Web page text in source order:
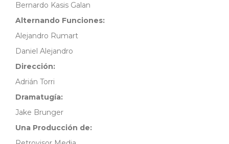
Bernardo Kasis Galan
Alternando Funciones:
Alejandro Rumart
Daniel Alejandro
Dirección:
Adrián Torri
Dramatugía:
Jake Brunger
Una Producción de: